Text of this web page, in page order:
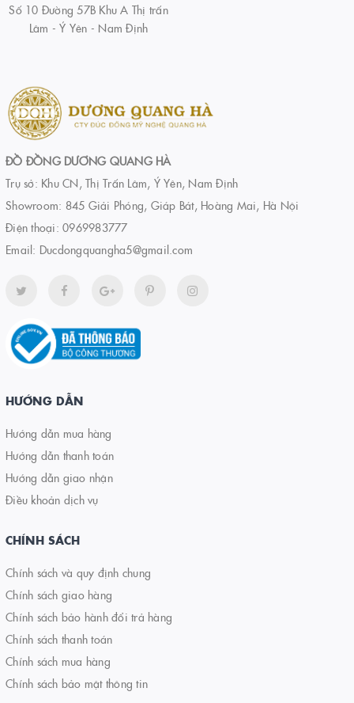
Số 10 Đường 57B Khu A Thị trấn
Lâm - Ý Yên - Nam Định
ĐỒ ĐỒNG DƯƠNG QUANG HÀ
Trụ sở: Khu CN, Thị Trấn Lâm, Ý Yên, Nam Định
Showroom: 845 Giải Phóng, Giáp Bát, Hoàng Mai, Hà Nội
Điện thoại: 0969983777
Email: Ducdongquangha5@gmail.com
HƯỚNG DẪN
Hướng dẫn mua hàng
Hướng dẫn thanh toán
Hướng dẫn giao nhận
Điều khoản dịch vụ
CHÍNH SÁCH
Chính sách và quy định chung
Chính sách giao hàng
Chính sách bảo hành đổi trả hàng
Chính sách thanh toán
Chính sách mua hàng
Chính sách bảo mật thông tin